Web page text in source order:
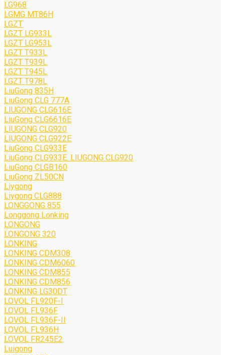
LG968
LGMG MT86H
LGZT
LGZT LG933L
LGZT LG953L
LGZT T933L
LGZT T939L
LGZT T945L
LGZT T978L
LiuGong 835H
LiuGong CLG 777A
LIUGONG CLG616E
LiuGong CLG6616E
LIUGONG CLG920
LIUGONG CLG922E
LiuGong CLG933E
LiuGong CLG933E. LIUGONG CLG920
LiuGong CLGB160
LiuGong ZL50CN
Liygong
Liygong CLG888
LONGGONG 855
Longgong Lonking
LONGONG
LONGONG 320
LONKING
LONKING CDM308
LONKING CDM6060
LONKING CDM855
LONKING CDM856
LONKING LG30DT
LOVOL FL920F-I
LOVOL FL936F
LOVOL FL936F-II
LOVOL FL936H
LOVOL FR245E2
Luigong